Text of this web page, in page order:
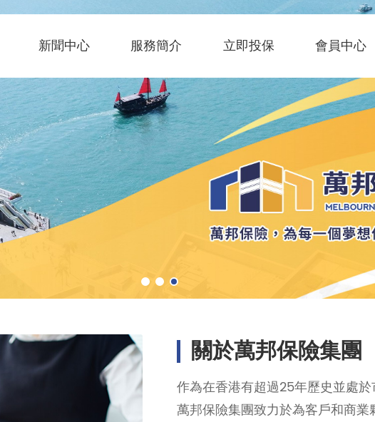
新聞中心 服務簡介 立即投保 會員中心
關於萬邦保險集團
作為在香港有超過25年歷史並處
萬邦保險集團致力於為客戶和商業